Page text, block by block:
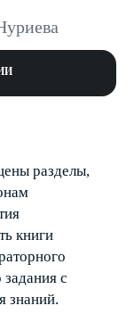
разделы,
книги
с
знаний.